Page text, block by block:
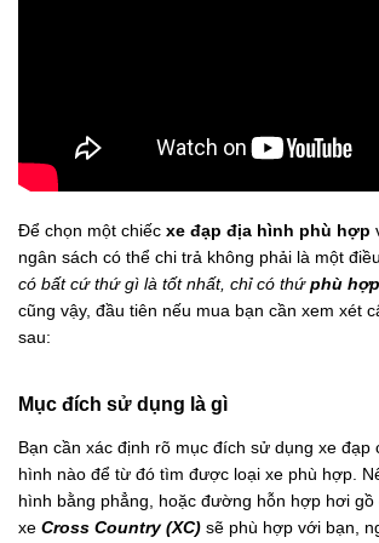
Để chọn một chiếc xe đạp địa hình phù hợp
ngân sách có thể chi trả không phải là một
có bất cứ thứ gì là tốt nhất, chỉ có thứphù
cũng vậy, đầu tiên nếu mua bạn cần xem xét
sau:
Mục đích sử dụng là gì
Bạn cần xác định rõ mục đích sử dụng xe đạp
hình nào để từ đó tìm được loại xe phù hợp.
hình bằng phẳng, hoặc đường hỗn hợp hơi
xe Cross Country (XC) sẽ phù hợp với bạn,